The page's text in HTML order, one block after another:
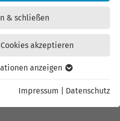
& schließen
akzeptieren
anzeigen
Impressum Datenschutz
erklären Sie